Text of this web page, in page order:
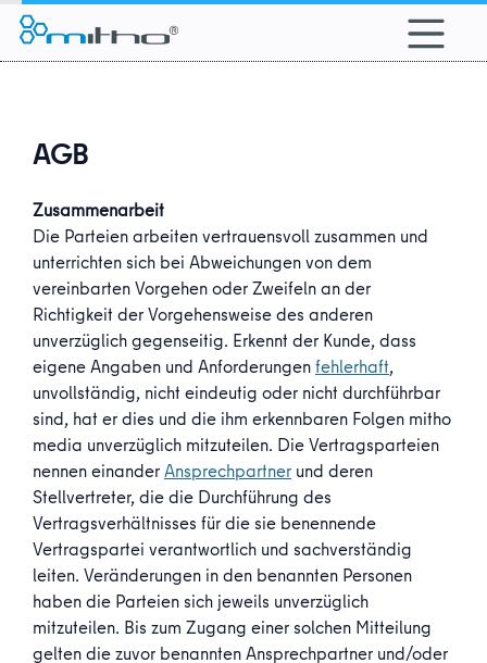
springen
AGB
Zusammenarbeit
Die Parteien arbeiten vertrauensvoll zusammen und
unterrichten sich bei Abweichungen von dem
vereinbarten Vorgehen oder Zweifeln an der
Richtigkeit der Vorgehensweise des anderen
unverzüglich gegenseitig. Erkennt der Kunde, dass
eigene Angaben und Anforderungenfehlerhaft,
unvollständig, nicht eindeutig oder nicht durchführbar
sind, hat er dies und die ihm erkennbaren Folgen mitho
media unverzüglich mitzuteilen. Die Vertragsparteien
nennen einanderAnsprechpartner und deren
Stellvertreter, die die Durchführung des
Vertragsverhältnisses für die sie benennende
Vertragspartei verantwortlich und sachverständig
leiten. Veränderungen in den benannten Personen
haben die Parteien sich jeweils unverzüglich
mitzuteilen. Bis zum Zugang einer solchen Mitteilung
gelten die zuvor benannten Ansprechpartner und/oder